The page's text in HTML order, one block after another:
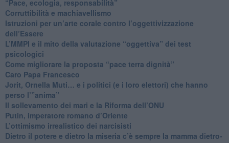
“Pace, ecologia, responsabilità”
​Corruttibilità e machiavellismo
Istruzioni per un’arte corale contro l’oggettivizzazione
dell’Essere
​L’MMPI e il mito della valutazione “oggettiva” dei test
psicologici
Come migliorare la proposta “pace terra dignità”
Caro Papa Francesco
​Jorit, Ornella Muti… e i politici (e i loro elettori) che hanno
perso l’”anima”
​Il sollevamento dei mari e la Riforma dell’ONU
Putin, imperatore romano d’Oriente
​L’ottimismo irrealistico dei narcisisti
​Dietro il potere e dietro la miseria c’è sempre la mamma dietro-